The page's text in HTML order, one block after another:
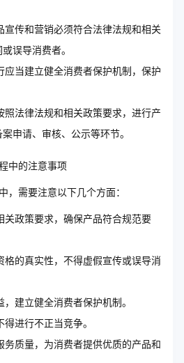
宣传和营销必须符合法律法规和相关
误导消费者。
应当建立健全消费者保护机制，保护
照法律法规和相关政策要求，进行产
申请、审核、公示等环节。
中的注意事项
，需要注意以下几个方面：
关政策要求，确保产品符合规范要
格的真实性，不得虚假宣传或误导消
建立健全消费者保护机制。
进行不正当竞争。
务质量，为消费者提供优质的产品和